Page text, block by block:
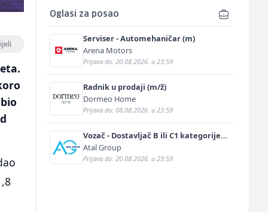
Oglasi za posao
Serviser - Automehaničar (m)
Arena Motors
Prijava do: 20.08.2026. u 23:59
Radnik u prodaji (m/ž)
Dormeo Home
Prijava do: 08.08.2026. u 23:59
Vozač - Dostavljač B ili C1 kategorije
(m/ž)
Atal Group
Prijava do: 20.08.2026. u 23:59